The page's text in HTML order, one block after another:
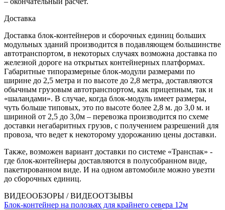
Доставка
Доставка блок-контейнеров и сборочных единиц больших
модульных зданий производится в подавляющем большинстве
автотранспортом, в некоторых случаях возможна доставка по
железной дороге на открытых контейнерных платформах.
Габаритные типоразмерные блок-модули размерами по
ширине до 2,5 метра и по высоте до 2,8 метра, доставляются
обычным грузовым автотранспортом, как прицепным, так и
«шаландами». В случае, когда блок-модуль имеет размеры,
чуть больше типовых, это по высоте более 2,8 м. до 3,0 м. и
шириной от 2,5 до 3,0м – перевозка производится по схеме
доставки негабаритных грузов, с получением разрешений для
провоза, что ведет к некоторому удорожанию цены доставки.
Также, возможен вариант доставки по системе «Транспак» -
где блок-контейнеры доставляются в полусобранном виде,
пакетированном виде. И на одном автомобиле можно увезти
до сборочных единиц.
ВИДЕООБЗОРЫ / ВИДЕООТЗЫВЫ
Блок-контейнер на полозьях для крайнего севера 12м